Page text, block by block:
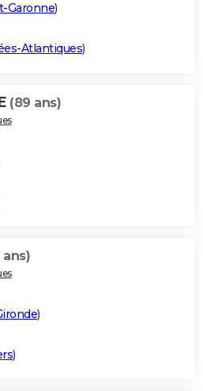
Garonne)
Atlantiques)
(89 ans)
ans)
)
)